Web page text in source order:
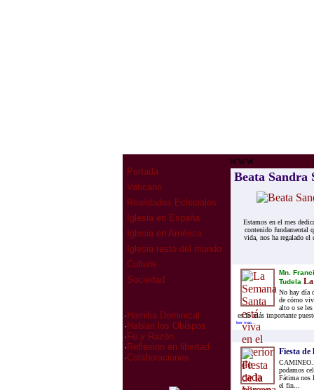
Portada
Vaticano
Realidades Eclesiales
Iglesia en España
Iglesia en América
Iglesia resto del mundo
Cultura
Sociedad
· Homilia Dominical
· Hablan los Obispos
· Fe y Razón
· Reflexion en libertad
·Colaboraciones
www
Beata Sandra
Estamos en el mes
contenido fundamental
vida, nos ha regalado el
Mn.
TudelaLa
No hay día
de cómo
alto o se
es lo más importante
leer mas...
Fiesta de
podamos
Fátima nos
el fin...